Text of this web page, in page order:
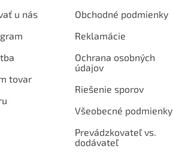
u nás
tovar
Obchodné podmienky
Reklamácie
Ochrana osobných
údajov
Riešenie sporov
Všeobecné podmienky
Prevádzkovateľ vs.
dodávateľ